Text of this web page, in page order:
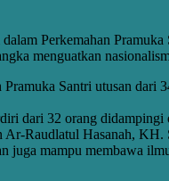
Perkemahan
menguatkan
Santri utusan dari
dari 32 orang
Ar-Raudlatul Hasanah,
juga mampu membawa